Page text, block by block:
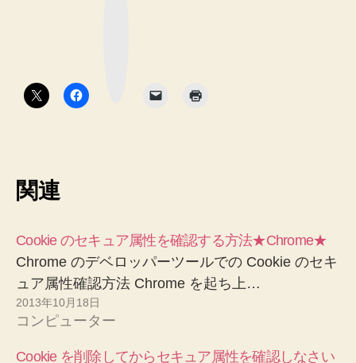
関連
Cookie のセキュア属性を確認する方法★Chrome★
Chrome のデベロッパーツールでの Cookie のセキ
ュア属性確認方法 Chrome を起ち上…
2013年10月18日
コンピューター
Cookie を削除してからセキュア属性を確認しなさい